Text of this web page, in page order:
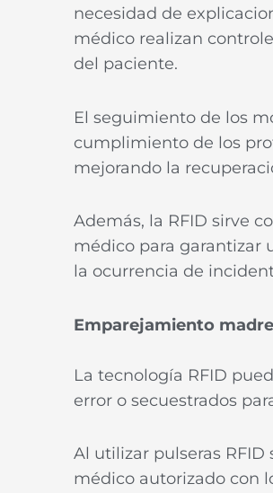
necesidad de
médico realizan
del paciente.
El seguimiento de los
cumplimiento de los
mejorando la
Además, la RFID sirve
médico para garantizar
la ocurrencia de
Emparejamiento
La tecnología RFID
error o secuestrados
Al utilizar pulseras
médico autorizado con